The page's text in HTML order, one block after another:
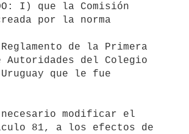
I) que la Comisión
por la norma
de la Primera
Autoridades del Colegio
que le fue
modificar el
81, a los efectos de